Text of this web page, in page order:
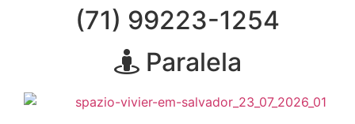
(71) 99223-1254
Paralela